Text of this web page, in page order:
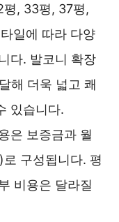
평, 33평, 37평,
일에 따라 다양
다. 발코니 확장
해 더욱 넓고 쾌
있습니다.
은 보증금과 월
구성됩니다. 평
비용은 달라질